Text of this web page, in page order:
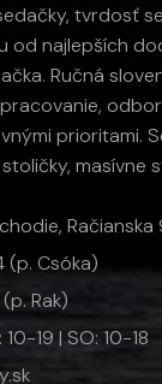
tvrdosť
od najlepších
Ručná
prioritami.
masívne
(p. Csóka)
Rak)
10-19 | SO: 10-18